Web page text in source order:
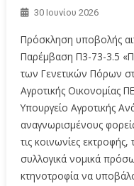
30 Ιουνίου 2026
Πρόσκληση υποβολής
Παρέμβαση Π3-73-3.5
των Γενετικών Πόρων
Αγροτικής Οικονομίας
Υπουργείο Αγροτικής
αναγνωρισμένους
τις κοινωνίες
συλλογικά νομικά
κτηνοτροφία να